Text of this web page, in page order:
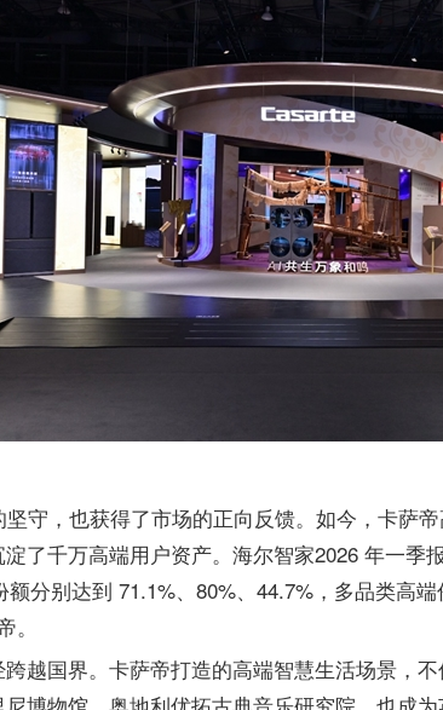
守，也获得了市场的正向反馈。如今，卡萨
了千万高端用户资产。海尔智家2026 年一季
额分别达到 71.1%、80%、44.7%，多品类高
越国界。卡萨帝打造的高端智慧生活场景，